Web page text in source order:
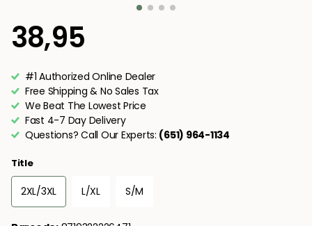
38,95
#1 Authorized Online Dealer
Free Shipping & No Sales Tax
We Beat The Lowest Price
Fast 4-7 Day Delivery
Questions? Call Our Experts: (651) 964-1134
Title
2XL/3XL L/XL S/M